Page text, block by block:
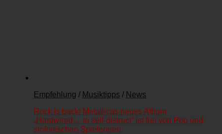
Empfehlung / Musiktipps / News
Rock is back! Metallicas neues Album
„Hardwired… to self-distruct“ ist frei von Pop und
sinfonischen Spielereien